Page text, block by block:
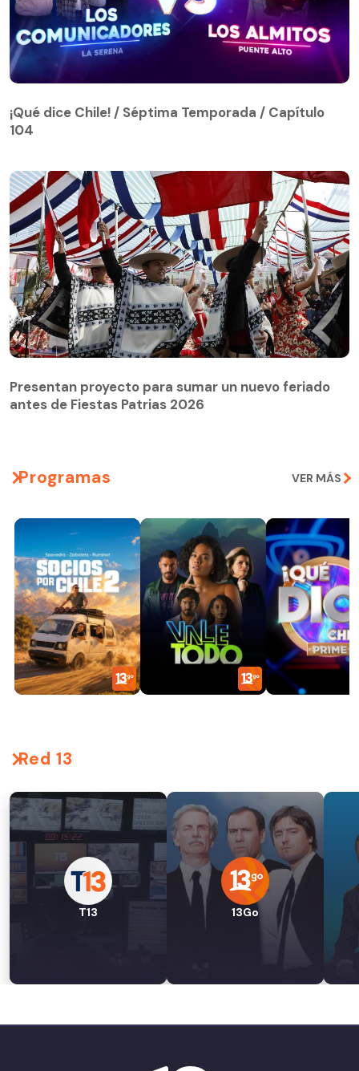
104
¡Qué dice Chile! / Séptima Temporada / Capítulo
104
Presentan proyecto para sumar un nuevo feriado
antes de Fiestas Patrias 2026
Programas VER MÁS
Red 13
T13 13Go